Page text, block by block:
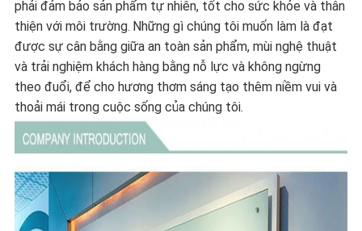
phải đảm bảo sản phẩm tự nhiên, tốt cho sức khỏe và thân
thiện với môi trường. Những gì chúng tôi muốn làm là đạt
được sự cân bằng giữa an toàn sản phẩm, mùi nghệ thuật
và trải nghiệm khách hàng bằng nỗ lực và không ngừng
theo đuổi, để cho hương thơm sáng tạo thêm niềm vui và
thoải mái trong cuộc sống của chúng tôi.